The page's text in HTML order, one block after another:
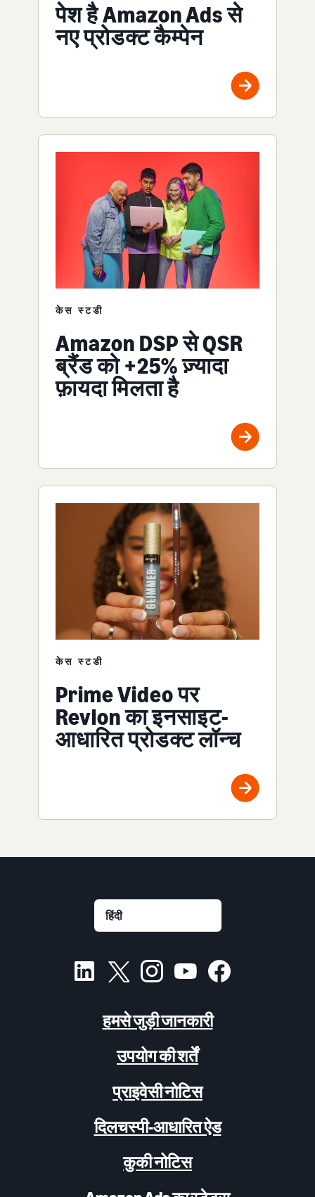
पेश है Amazon Ads से
नए प्रोडक्ट कैम्पेन
केस स्टडी
Amazon DSP से QSR
ब्रैंड को +25% ज़्यादा
फ़ायदा मिलता है
केस स्टडी
Prime Video पर
Revlon का इनसाइट-
आधारित प्रोडक्ट लॉन्च
हमसे जुड़ी जानकारी
उपयोग की शर्तें
प्राइवेसी नोटिस
दिलचस्पी-आधारित ऐड
कुकी नोटिस